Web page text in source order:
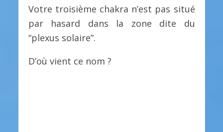
Votre troisième chakra n’est pas situé
par hasard dans la zone dite du
“plexus solaire”.
D’où vient ce nom ?